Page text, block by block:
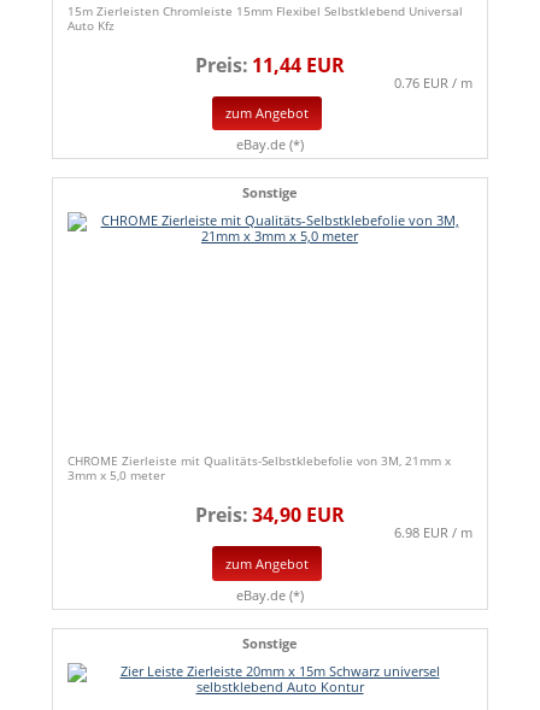
15m Zierleisten Chromleiste 15mm Flexibel Selbstklebend Universal
Auto Kfz
Preis: 11,44 EUR
0.76 EUR / m
zum Angebot
eBay.de (*)
Sonstige
CHROME Zierleiste mit Qualitäts-Selbstklebefolie von 3M, 21mm x
3mm x 5,0 meter
Preis:34,90 EUR
6.98 EUR / m
zum Angebot
eBay.de (*)
Sonstige